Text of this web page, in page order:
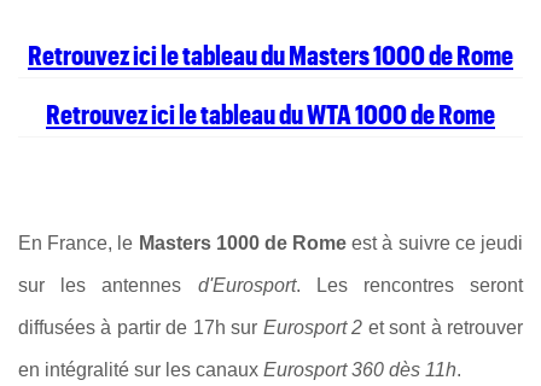
Retrouvez ici le tableau du Masters 1000 de Rome
Retrouvez ici le tableau du WTA 1000 de Rome
En France, le Masters 1000 de Rome est à suivre ce jeudi
sur les antennes d'Eurosport. Les rencontres seront
diffusées à partir de 17h sur Eurosport 2 et sont à retrouver
en intégralité sur les canaux Eurosport 360 dès 11h.